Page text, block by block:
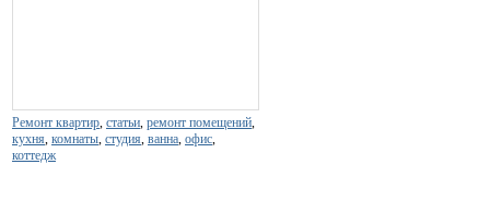
Ремонт квартир статьи ремонт помещений
кухня комнаты студия ванна офис
коттедж